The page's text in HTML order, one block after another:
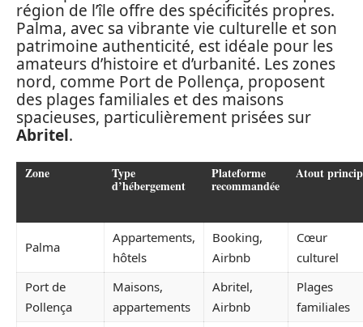
région de l’île offre des spécificités propres.
Palma, avec sa vibrante vie culturelle et son
patrimoine authenticité, est idéale pour les
amateurs d’histoire et d’urbanité. Les zones
nord, comme Port de Pollença, proposent
des plages familiales et des maisons
spacieuses, particulièrement prisées sur
Abritel.
Zone Type
d’hébergement
Plateforme
recommandée
Atout
Palma
Appartements,
hôtels
Booking,
Airbnb
Cœur
culturel
Port de
Pollença
Maisons,
appartements
Abritel,
Airbnb
Plages
familiales